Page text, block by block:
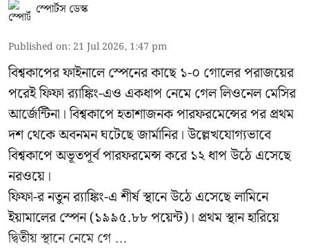
স্পোর্টস ডেস্ক
Published on: 21 Jul 2026, 1:47 pm
বিশ্বকাপের ফাইনালে স্পেনের কাছে ১-০ গোলের পরাজয়ের
পরেই ফিফা র‍্যাঙ্কিং-এও একধাপ নেমে গেল লিওনেল মেসির
আর্জেন্টিনা। বিশ্বকাপে হতাশাজনক পারফরমেন্সের পর প্রথম
দশ থেকে অবনমন ঘটেছে জার্মানির। উল্লেখযোগ্যভাবে
বিশ্বকাপে অভূতপূর্ব পারফরমেন্স করে ১২ ধাপ উঠে এসেছে
নরওয়ে।
ফিফা-র নতুন র‍্যাঙ্কিং-এ শীর্ষ স্থানে উঠে এসেছে লামিনে
ইয়ামালের স্পেন (১৯৯৫.৮৮ পয়েন্ট)। প্রথম স্থান হারিয়ে
দ্বিতীয় স্থানে নেমে গে ...